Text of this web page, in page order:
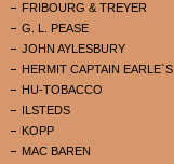
FRIBOURG & TREYER
G. L. PEASE
JOHN AYLESBURY
HERMIT CAPTAIN EARLE`S
HU-TOBACCO
ILSTEDS
KOPP
MAC BAREN